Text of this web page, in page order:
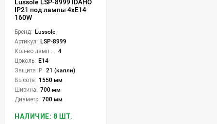
Lussole LSP-8999 IDAHO
IP21 под лампы 4xE14
160W
Бренд: Lussole
Артикул: LSP-8999
4
Цоколь: E14
Защита IP: 21 (капли)
Высота: 1550 мм
Ширина: 700 мм
Диаметр: 700 мм
НАЛИЧИЕ: 8 ШТ.